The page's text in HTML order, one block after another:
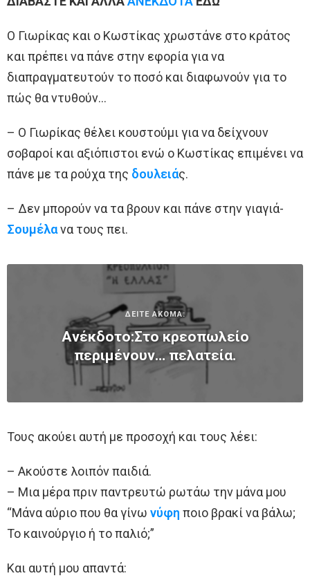
​Ο Γιωρίκας και ο Κωστίκας χρωστάνε στο κράτος
και πρέπει να πάνε στην εφορία για να
διαπραγματευτούν το ποσό και διαφωνούν για το
πώς θα ντυθούν…
– Ο Γιωρίκας θέλει κουστούμι για να δείχνουν
σοβαροί και αξιόπιστοι ενώ ο Κωστίκας επιμένει να
πάνε με τα ρούχα της δουλειάς.
– Δεν μπορούν να τα βρουν και πάνε στην γιαγιά-
Σουμέλανα τους πει.
ΔΕΙΤΕ ΑΚΟΜΑ:
Aνέκδοτο:Στο κρεοπωλείο
περιμένουν… πελατεία.
Τους ακούει αυτή με προσοχή και τους λέει:
– Ακούστε λοιπόν παιδιά.
– Μια μέρα πριν παντρευτώ ρωτάω την μάνα μου
“Μάνα αύριο που θα γίνω νύφη ποιο βρακί να βάλω;
Το καινούργιο ή το παλιό;”
Και αυτή μου απαντά: